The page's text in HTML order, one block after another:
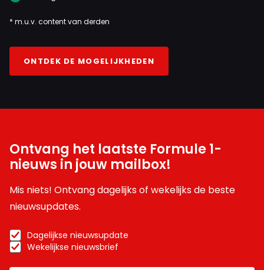
* m.u.v. content van derden
ONTDEK DE MOGELIJKHEDEN
Ontvang het laatste Formule 1-
nieuws in jouw mailbox!
Mis niets! Ontvang dagelijks of wekelijks de beste
nieuwsupdates.
Dagelijkse nieuwsupdate
Wekelijkse nieuwsbrief